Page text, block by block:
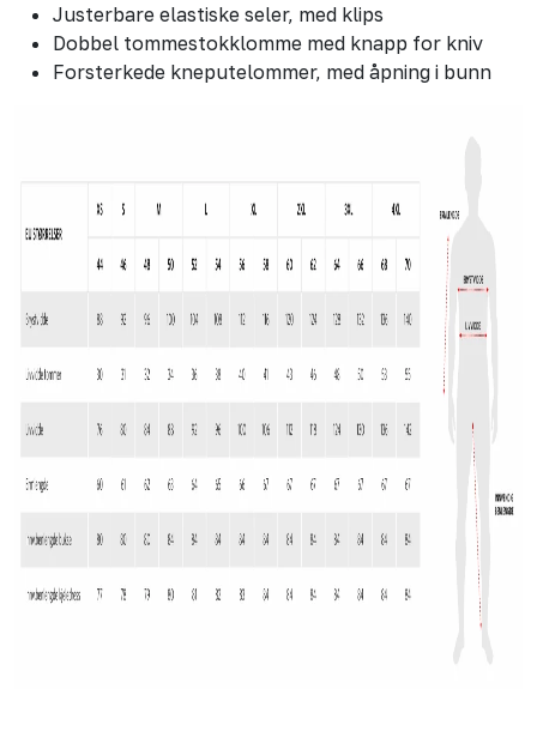
Justerbare elastiske seler, med klips
Dobbel tommestokklomme med knapp for kniv
Forsterkede kneputelommer, med åpning i bunn